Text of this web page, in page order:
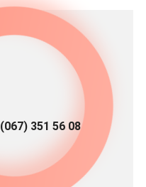
(067) 351 56 08